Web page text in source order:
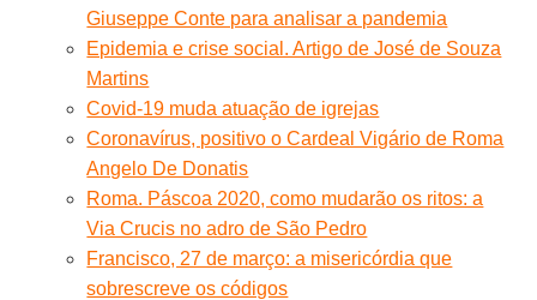
Giuseppe Conte para analisar a pandemia
Epidemia e crise social. Artigo de José de Souza
Martins
Covid-19 muda atuação de igrejas
Coronavírus, positivo o Cardeal Vigário de Roma
Angelo De Donatis
Roma. Páscoa 2020, como mudarão os ritos: a
Via Crucis no adro de São Pedro
Francisco, 27 de março: a misericórdia que
sobrescreve os códigos